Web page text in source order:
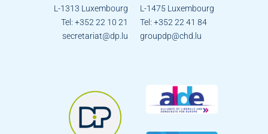
L-1313 Luxembourg
Tel: +352 22 10 21
secretariat@dp.lu
L-1475 Luxembourg
Tel: +352 22 41 84
groupdp@chd.lu